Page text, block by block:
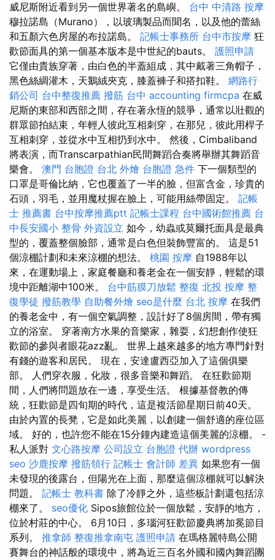
威尼斯附近看到另一個世界著名的島嶼。 台中 中清路 按摩
穆拉諾島（Murano），以玻璃製品而聞名，以及他的蕾絲
和五顏六色房屋的布拉諾島。 記帳士事務所 台中市按摩 狂
歡節面具的第一個基本版本是中世紀的bauts。 護照申請
它僅由貴族穿著，由白色的半蓋組成，其中戴著三角帽子，
黑色絲綢灌木，天鵝絨夾克，膝蓋褲子和搭扣鞋。 網路行
銷公司 台中整復推薦 撥筋 台中 accounting firmcpa 在威
尼斯的東部和西部之間，存在著永恆的競爭，通常以壯觀的
群眾節拍結束，年輕人彼此互相刺穿，在那兒，彼此用桿子
互相刺穿，並從水中互相扔到水中。 然後，Cimbaliband
將表演，而Transcarpathian民間舞蹈合奏將舉辦其舞蹈音
樂會。 澳門 台胞證 台北 外燴 台胞證 急件 下一個類型的
口罩是哥倫比納，它也覆蓋了一半的臉，但富含金，珍貴的
石頭，羽毛，並用魔杖握在臉上，可能用絲帶固定。 記帳
士 推薦書 台中按摩推薦ptt 記帳士課程 台中國術館推薦 台
中長安國小 整骨 外資設立 如今，幼蟲或莫爾托面具是最典
型的，覆蓋整個臉部，通常是白色但裝飾豐富的。 這是51
個涼棚計劃和未來涼棚的想法。 桃園 按摩 自1988年以
來，在運動場上，家庭餐廳和養老金在一個安靜，輕鬆的環
境中距離湖中100米。 台中筋膜刀放鬆 整復 北投 按摩 整
復學徒 撥筋教學 自助餐外燴 seo是什麼 台北 按摩 在我們
的養老金中，有一個空氣調整，設計好了8個房間，帶有獨
立的浴室。 穿著南方水果的音樂家，雜耍，幻想創作使狂
歡節的參與者眼花azz亂。 世界上越來越多的地方專門針對
有錢的遊客和居民。 現在，安達盧西亞加入了這個俱樂
部。 人們穿衣服，化妝，很多音樂和舞蹈。 在狂歡節期
間，人們將問題放在一邊，享受生活。 根據基督教的傳
統，狂歡節是四旬期的時代，這是複活節星期日前40天。
由於內置的​​長凳，它是如此美麗，以創建一個舒適的座位區
域。 好的，也許您不能在15分鐘內建造這個美麗的涼棚。 -
私人派對 文心路按摩 公司設立 台胞證 代辦 wordpress
seo 沙鹿按摩 撥筋領行 記帳士 會計師 差異 如果您有一個
未發現的後露台，但陽光在上面，那麼這個涼棚就可以解決
問題。 記帳士 教科書 除了冷靜之外，這些板計劃還包括涼
棚來了。 seo優化 Sipos旅館位於一個放鬆，安靜的地方，
位於村莊的中心。 6月10日，多瑙河狂歡節慶典將加冕節目
系列。 推拿師 整復推拿南屯 護照申請 在瑪格麗特島公開
賽舞台的神話般的環境中，將為近三百名外國和國內舞蹈團